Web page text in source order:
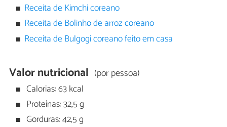
Receita de Kimchi coreano
Receita de Bolinho de arroz coreano
Receita de Bulgogi coreano feito em casa
Valor nutricional (por pessoa)
Calorias: 63 kcal
Proteínas: 32,5 g
Gorduras: 42,5 g